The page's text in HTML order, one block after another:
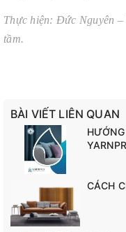
Thực hiện: Đức Nguyên –
tầm.
BÀI VIẾT LIÊN QUAN
CÁCH